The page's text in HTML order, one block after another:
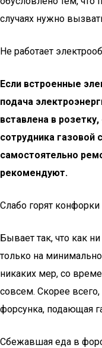
случаях нужно
Не работает
Если встроенные
подача
вставлена в
сотрудника
самостоятельно
рекомендуют.
Слабо горят конфорки
Бывает так, что как
только на
никаких мер, со
совсем. Скорее всего,
форсунка, подающая
Сбежавшая еда в